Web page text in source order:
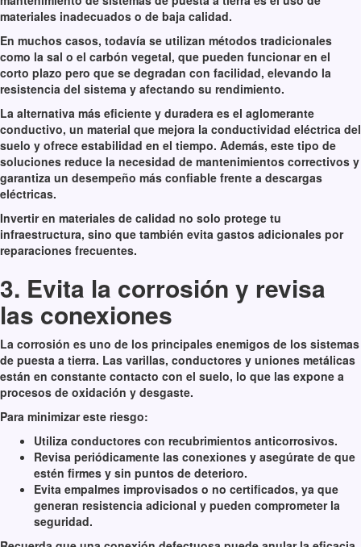
materiales inadecuados o de baja calidad.
En muchos casos, todavía se utilizan métodos tradicionales
como la sal o el carbón vegetal, que pueden funcionar en el
corto plazo pero que se degradan con facilidad, elevando la
resistencia del sistema y afectando su rendimiento.
La alternativa más eficiente y duradera es el aglomerante
conductivo, un material que mejora la conductividad eléctrica del
suelo y ofrece estabilidad en el tiempo. Además, este tipo de
soluciones reduce la necesidad de mantenimientos correctivos y
garantiza un desempeño más confiable frente a descargas
eléctricas.
Invertir en materiales de calidad no solo protege tu
infraestructura, sino que también evita gastos adicionales por
reparaciones frecuentes.
3. Evita la corrosión y revisa
las conexiones
La corrosión es uno de los principales enemigos de los sistemas
de puesta a tierra. Las varillas, conductores y uniones metálicas
están en constante contacto con el suelo, lo que las expone a
procesos de oxidación y desgaste.
Para minimizar este riesgo:
Utiliza conductores con recubrimientos anticorrosivos.
Revisa periódicamente las conexiones y asegúrate de que
estén firmes y sin puntos de deterioro.
Evita empalmes improvisados o no certificados, ya que
generan resistencia adicional y pueden comprometer la
seguridad.